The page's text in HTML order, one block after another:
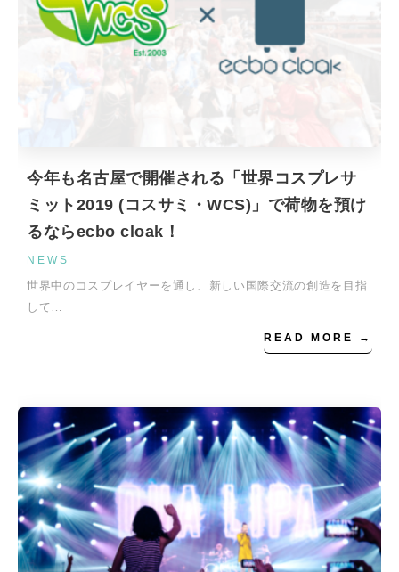
今年も名古屋で開催される「世界コスプレサ
ミット2019 (コスサミ・WCS)」で荷物を預け
るならecbo cloak！
NEWS
世界中のコスプレイヤーを通し、新しい国際交流の創造を目指
して…
READ MORE →